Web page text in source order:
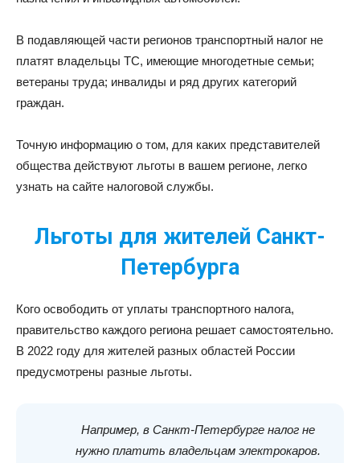
В подавляющей части регионов транспортный налог не
платят владельцы ТС, имеющие многодетные семьи;
ветераны труда; инвалиды и ряд других категорий
граждан.
Точную информацию о том, для каких представителей
общества действуют льготы в вашем регионе, легко
узнать на сайте налоговой службы.
Льготы для жителей Санкт-
Петербурга
Кого освободить от уплаты транспортного налога,
правительство каждого региона решает самостоятельно.
В 2022 году для жителей разных областей России
предусмотрены разные льготы.
Например, в Санкт-Петербурге налог не
нужно платить владельцам электрокаров.